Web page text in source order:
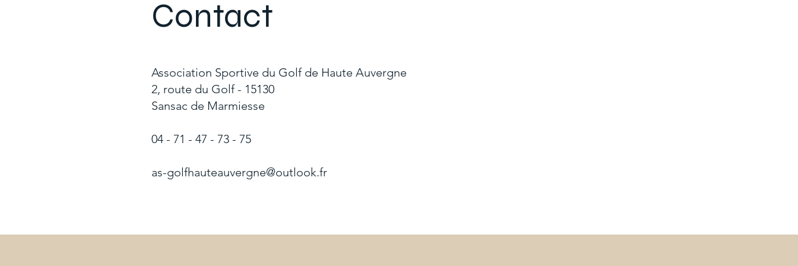
Contact
Association Sportive du Golf de Haute Auvergne
2, route du Golf - 15130
Sansac de Marmiesse
04 - 71 - 47 - 73 - 75
as-golfhauteauvergne@outlook.fr